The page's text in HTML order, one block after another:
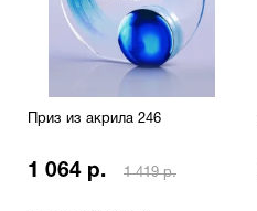
Приз из акрила 246
1 064 р. 1 419 р.